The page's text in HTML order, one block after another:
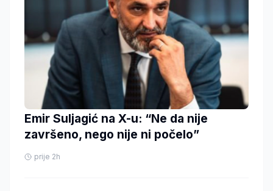
Emir Suljagić na X-u: “Ne da nije
završeno, nego nije ni počelo”
prije 2h